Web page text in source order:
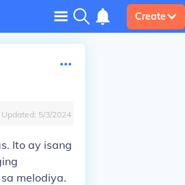
Create
Updated: 5/3/2024
Ito ay isang
melodiya.